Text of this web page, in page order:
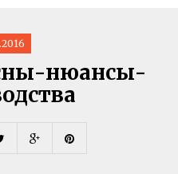
нюансы-